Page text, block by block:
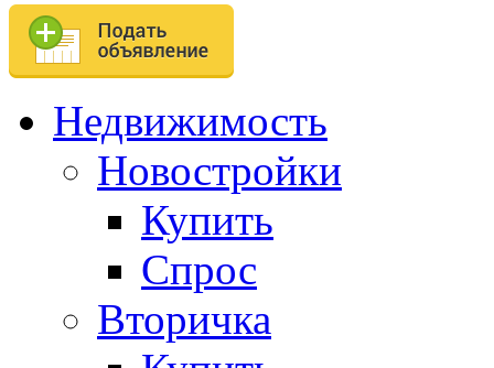
Недвижимость
Новостройки
Купить
Спрос
Вторичка